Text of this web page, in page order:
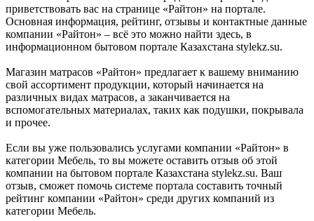
приветствовать вас на странице «Райтон» на портале.
Основная информация, рейтинг, отзывы и контактные данные
компании «Райтон» – всё это можно найти здесь, в
информационном бытовом портале Казахстана stylekz.su.
Магазин матрасов «Райтон» предлагает к вашему вниманию
свой ассортимент продукции, который начинается на
различных видах матрасов, а заканчивается на
вспомогательных материалах, таких как подушки, покрывала
и прочее.
Если вы уже пользовались услугами компании «Райтон» в
категории Мебель, то вы можете оставить отзыв об этой
компании на бытовом портале Казахстана stylekz.su. Ваш
отзыв, сможет помочь системе портала составить точный
рейтинг компании «Райтон» среди других компаний из
категории Мебель.